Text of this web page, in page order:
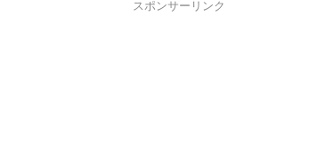
スポンサーリンク